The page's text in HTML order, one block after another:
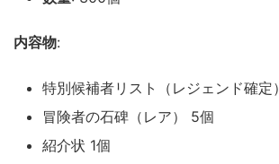
内容物:
特別候補者リスト（レジェンド確定
冒険者の石碑（レア） 5個
紹介状 1個